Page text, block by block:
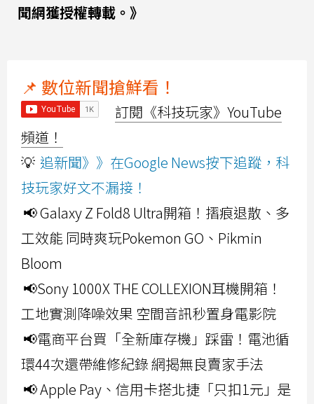
聞網獲授權轉載。》
📌 數位新聞搶鮮看！
訂閱《科技玩家》YouTube
頻道！
💡 追新聞》》在Google News按下追蹤，科
技玩家好文不漏接！
📢 Galaxy Z Fold8 Ultra開箱！摺痕退散、多
工效能 同時爽玩Pokemon GO、Pikmin
Bloom
📢Sony 1000X THE COLLEXION耳機開箱！
工地實測降噪效果 空間音訊秒置身電影院
📢電商平台買「全新庫存機」踩雷！電池循
環44次還帶維修紀錄 網揭無良賣家手法
📢 Apple Pay、信用卡搭北捷「只扣1元」是